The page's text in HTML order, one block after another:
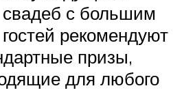
с большим
рекомендуют
призы,
для любого